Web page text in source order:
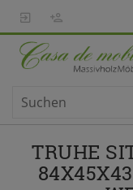
TRUHE